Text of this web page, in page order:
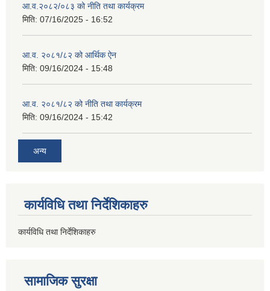
आ.व.२०८२/०८३ को नीति तथा कार्यक्रम
मिति: 07/16/2025 - 16:52
आ.व. २०८१/८२ को आर्थिक ऐन
मिति: 09/16/2024 - 15:48
आ.व. २०८१/८२ को नीति तथा कार्यक्रम
मिति: 09/16/2024 - 15:42
अन्य
कार्यविधि तथा निर्देशिकाहरु
कार्यविधि तथा निर्देशिकाहरु
सामाजिक सुरक्षा